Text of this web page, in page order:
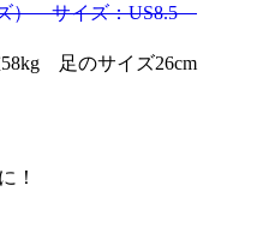
） サイズ：US8.5
足のサイズ26cm
！